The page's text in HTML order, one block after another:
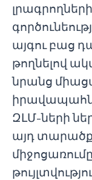
այգու բաց
թողնելով
նրանց
ԶԼՄ-ների
այդ տարածք